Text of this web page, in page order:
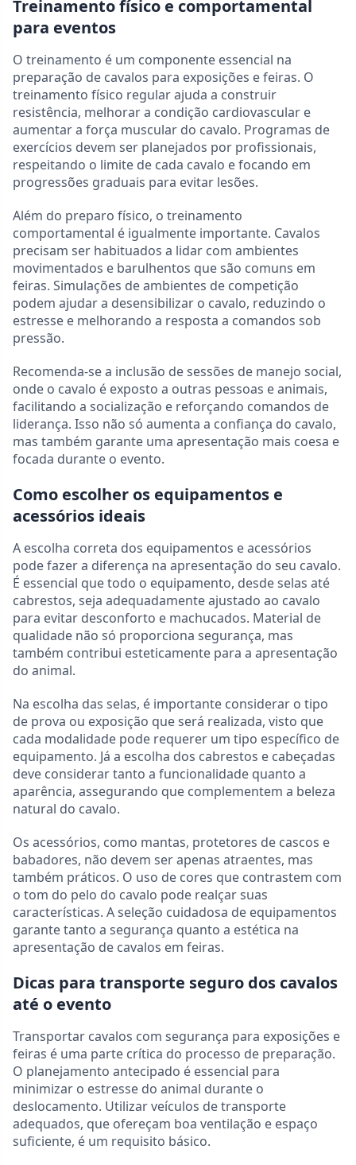
Treinamento físico e comportamental
para eventos
O treinamento é um componente essencial na
preparação de cavalos para exposições e feiras. O
treinamento físico regular ajuda a construir
resistência, melhorar a condição cardiovascular e
aumentar a força muscular do cavalo. Programas de
exercícios devem ser planejados por profissionais,
respeitando o limite de cada cavalo e focando em
progressões graduais para evitar lesões.
Além do preparo físico, o treinamento
comportamental é igualmente importante. Cavalos
precisam ser habituados a lidar com ambientes
movimentados e barulhentos que são comuns em
feiras. Simulações de ambientes de competição
podem ajudar a desensibilizar o cavalo, reduzindo o
estresse e melhorando a resposta a comandos sob
pressão.
Recomenda-se a inclusão de sessões de manejo social,
onde o cavalo é exposto a outras pessoas e animais,
facilitando a socialização e reforçando comandos de
liderança. Isso não só aumenta a confiança do cavalo,
mas também garante uma apresentação mais coesa e
focada durante o evento.
Como escolher os equipamentos e
acessórios ideais
A escolha correta dos equipamentos e acessórios
pode fazer a diferença na apresentação do seu cavalo.
É essencial que todo o equipamento, desde selas até
cabrestos, seja adequadamente ajustado ao cavalo
para evitar desconforto e machucados. Material de
qualidade não só proporciona segurança, mas
também contribui esteticamente para a apresentação
do animal.
Na escolha das selas, é importante considerar o tipo
de prova ou exposição que será realizada, visto que
cada modalidade pode requerer um tipo específico de
equipamento. Já a escolha dos cabrestos e cabeçadas
deve considerar tanto a funcionalidade quanto a
aparência, assegurando que complementem a beleza
natural do cavalo.
Os acessórios, como mantas, protetores de cascos e
babadores, não devem ser apenas atraentes, mas
também práticos. O uso de cores que contrastem com
o tom do pelo do cavalo pode realçar suas
características. A seleção cuidadosa de equipamentos
garante tanto a segurança quanto a estética na
apresentação de cavalos em feiras.
Dicas para transporte seguro dos cavalos
até o evento
Transportar cavalos com segurança para exposições e
feiras é uma parte crítica do processo de preparação.
O planejamento antecipado é essencial para
minimizar o estresse do animal durante o
deslocamento. Utilizar veículos de transporte
adequados, que ofereçam boa ventilação e espaço
suficiente, é um requisito básico.